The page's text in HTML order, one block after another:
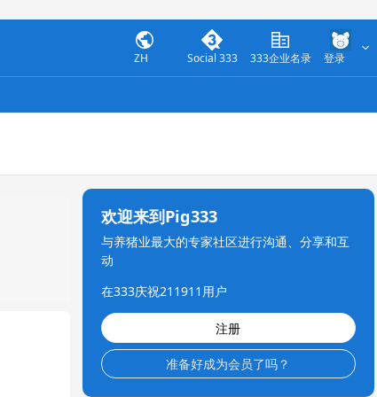
ZH Social 333 333企业名录 登录
欢迎来到Pig333
与养猪业最大的专家社区进行沟通、分享和互
动
在333庆祝211911用户
注册
准备好成为会员了吗？